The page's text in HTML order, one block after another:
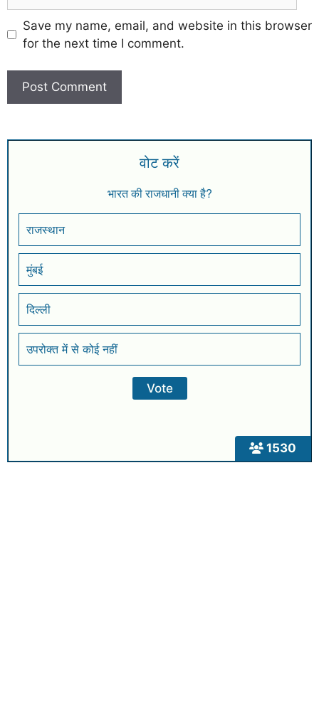
Save my name, email, and website in this browser
for the next time I comment.
1530
वोट करें
भारत की राजधानी क्या है?
राजस्थान
मुंबई
दिल्ली
उपरोक्त में से कोई नहीं